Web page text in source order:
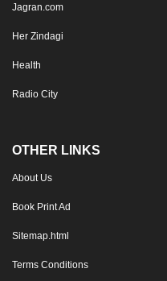
Jagran.com
Her Zindagi
Health
Radio City
OTHER LINKS
About Us
Book Print Ad
Sitemap.html
Terms Conditions